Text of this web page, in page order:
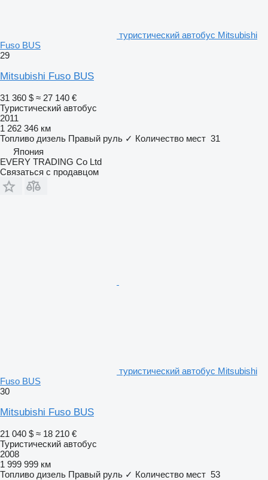
туристический автобус Mitsubishi
Fuso BUS
29
Mitsubishi Fuso BUS
31 360 $ ≈ 27 140 €
Туристический автобус
2011
1 262 346 км
Топливо дизель Правый руль ✓ Количество мест 31
Япония
EVERY TRADING Co Ltd
Связаться с продавцом
туристический автобус Mitsubishi
Fuso BUS
30
Mitsubishi Fuso BUS
21 040 $ ≈ 18 210 €
Туристический автобус
2008
1 999 999 км
Топливо дизель Правый руль ✓ Количество мест 53